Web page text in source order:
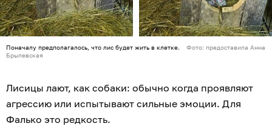
Поначалу предполагалось, что лис будет жить в клетке.
Фото: предоставила Анна
Брылевская
Лисицы лают, как собаки: обычно когда проявляют
агрессию или испытывают сильные эмоции. Для
Фалько это редкость.